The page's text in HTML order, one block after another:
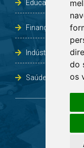
do
os
Educação,
Finanças
Indústria,
Saúde